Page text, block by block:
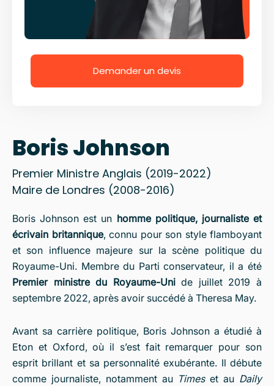
Boris Johnson
Premier Ministre Anglais (2019-2022)
Maire de Londres (2008-2016)
Boris Johnson est un homme politique, journaliste et
écrivain britannique, connu pour son style flamboyant
et son influence majeure sur la scène politique du
Royaume-Uni. Membre du Parti conservateur, il a été
Premier ministre du Royaume-Unide juillet 2019 à
septembre 2022, après avoir succédé à Theresa May.
Avant sa carrière politique, Boris Johnson a étudié à
Eton et Oxford, où il s’est fait remarquer pour son
esprit brillant et sa personnalité exubérante. Il débute
comme journaliste, notamment au Timeset au Daily
Demander un devis